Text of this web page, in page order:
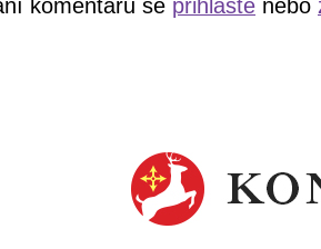
komentářů se přihlašte nebo